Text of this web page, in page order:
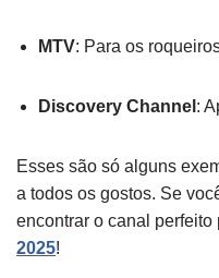
MTV: Para os
Discovery Channel :
Esses são só alguns
a todos os gostos. Se
encontrar o canal perfeito
2025!